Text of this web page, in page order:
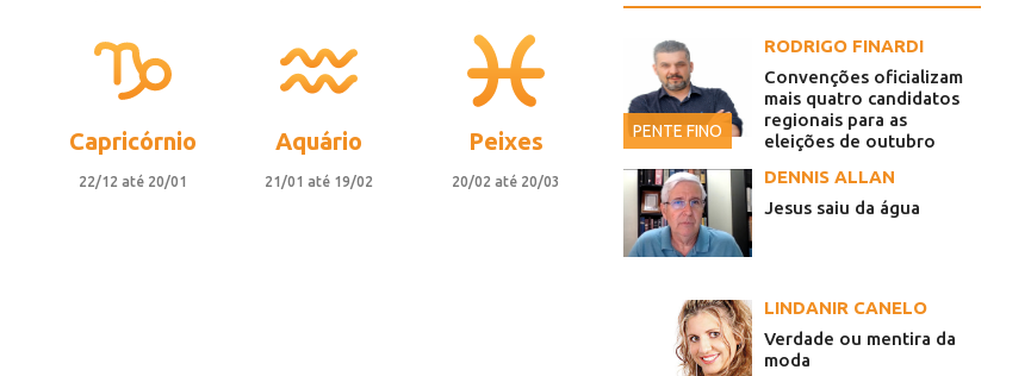
Capricórnio
22/12 até 20/01
Aquário
21/01 até 19/02
Peixes
20/02 até 20/03
PENTE FINO
RODRIGO FINARDI
Convenções oficializam
mais quatro candidatos
regionais para as
eleições de outubro
DENNIS ALLAN
Jesus saiu da água
LINDANIR CANELO
Verdade ou mentira da
moda